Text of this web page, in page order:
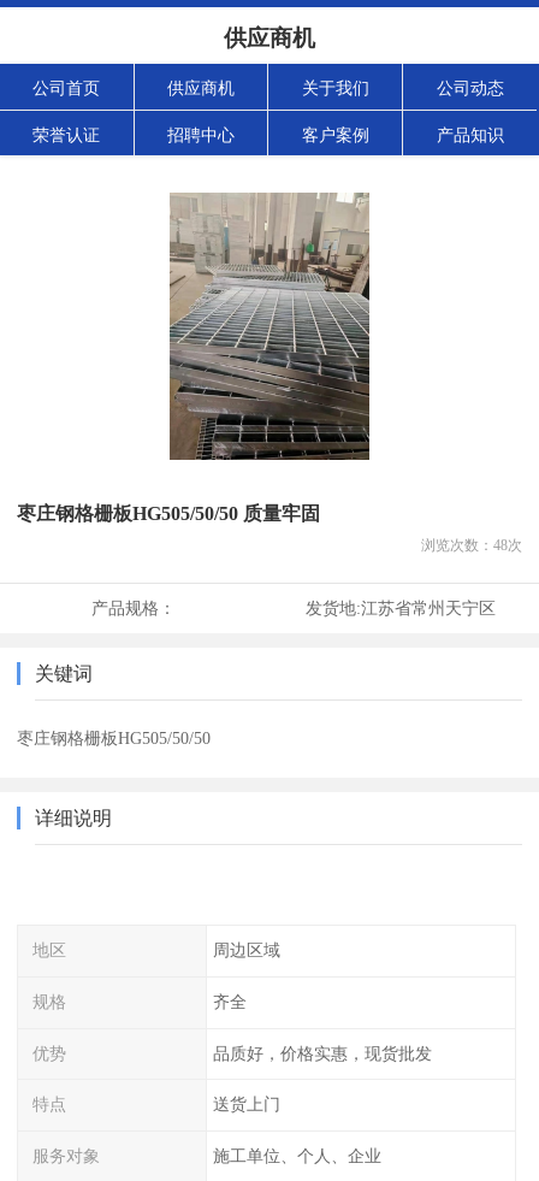
供应商机
公司首页 供应商机 关于我们 公司动态
荣誉认证 招聘中心 客户案例 产品知识
枣庄钢格栅板HG505/50/50 质量牢固
浏览次数： 48次
产品规格： 发货地:江苏省常州天宁区
关键词
枣庄钢格栅板HG505/50/50
详细说明
地区 周边区域
规格 齐全
优势 品质好，价格实惠，现货批发
特点 送货上门
服务对象 施工单位、个人、企业